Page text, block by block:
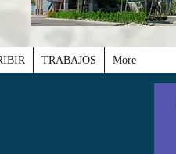
TRABAJOS More